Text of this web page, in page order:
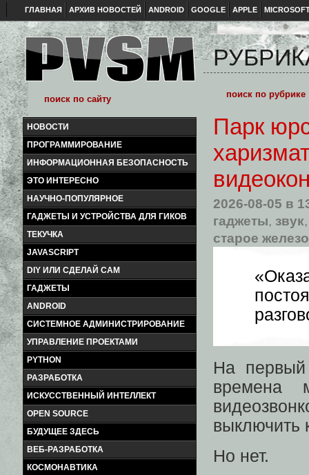
ГЛАВНАЯ АРХИВ НОВОСТЕЙ ANDROID GOOGLE APPLE
НОВОСТИ
ПРОГРАММИРОВАНИЕ
ИНФОРМАЦИОННАЯ БЕЗОПАСНОСТЬ
ЭТО ИНТЕРЕСНО
НАУЧНО-ПОПУЛЯРНОЕ
ГАДЖЕТЫ И УСТРОЙСТВА ДЛЯ ГИКОВ
ТЕКУЧКА
JAVASCRIPT
DIY ИЛИ СДЕЛАЙ САМ
ГАДЖЕТЫ
ANDROID
СИСТЕМНОЕ АДМИНИСТРИРОВАНИЕ
УПРАВЛЕНИЕ ПРОЕКТАМИ
PYTHON
РАЗРАБОТКА
ИСКУССТВЕННЫЙ ИНТЕЛЛЕКТ
OPEN SOURCE
БУДУЩЕЕ ЗДЕСЬ
ВЕБ-РАЗРАБОТКА
КОСМОНАВТИКА
Парк
2026-08-05 в
гаджеты, звук
старое железо
На первый
времена
выключить
Но нет.